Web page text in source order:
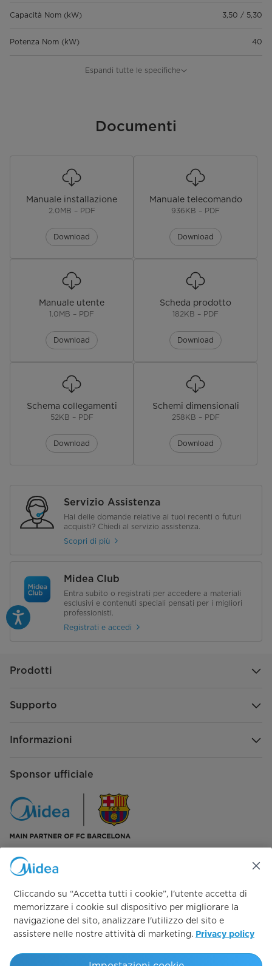
Capacità Nom (kW) 3,50 / 5,30
Potenza Nom (kW) 40
Corrente Nominale (A)
Corrente Nominale (A)
Dimensioni e carattteristiche unità interna
Dimensioni L-P-A (mm) 570-570-260
Dimensioni Imballo L-P-A (mm)
Peso lordo (Kg)
Portata Aria Min-Med-Max (m3 h) 416-504-617 / 540-625-720
Dimensioni L-P-A (mm) 647-647-50
Dimensioni Imballo L-P-A (mm)
Tubazione lato liquido (mm)
Tubazione lato gas (mm)
Alimentazione elettrica principale Unità Esterna
(conduttori)
Riscaldamento int. Min-Max (°C
B.S.)
Smart Kit
Espandi tutte le specifiche
Documenti
Manuale installazione
2.0MB – PDF
Download
Manuale telecomando
936KB – PDF
Download
Manuale utente
1.0MB – PDF
Download
Scheda prodotto
182KB – PDF
Download
Schema collegamenti
52KB – PDF
Download
Schemi dimensionali
258KB – PDF
Download
Servizio Assistenza
Hai delle domande relative ai tuoi recenti o futuri
acquisti? Chiedi al servizio assistenza.
Scopri di più
Midea Club
Entra subito o registrati per accedere a materiali
esclusivi e contenuti speciali pensati per i migliori
professionisti.
Registrati e accedi
Prodotti
Supporto
Informazioni
Sponsor ufficiale
Seguici su:
Cliccando su “Accetta tutti i cookie”, l'utente accetta di
memorizzare i cookie sul dispositivo per migliorare la
navigazione del sito, analizzare l'utilizzo del sito e
assistere nelle nostre attività di marketing. Privacy policy